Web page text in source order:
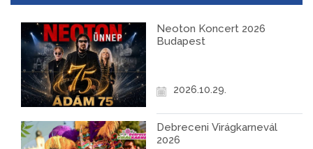
Neoton Koncert 2026
Budapest
2026.10.29.
Debreceni Virágkarnevál
2026